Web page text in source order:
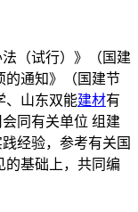
（试行）》（国建
的通知》（国建节
、山东双能建材有
同有关单位 组建
经验，参考有关国
的基础上，共同编